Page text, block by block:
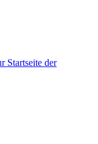
Startseite der